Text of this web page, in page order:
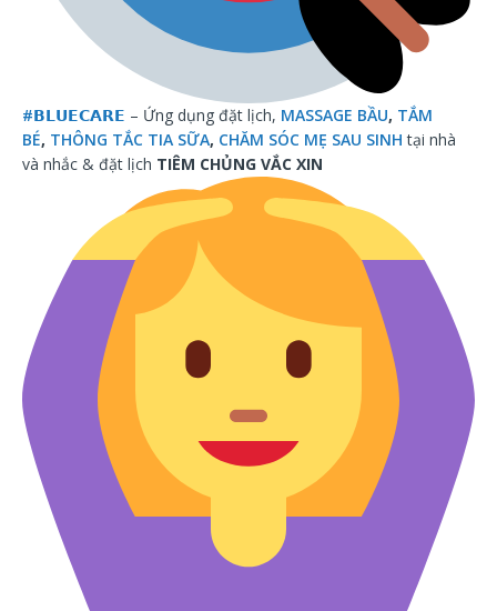
#𝗕𝗟𝗨𝗘𝗖𝗔𝗥𝗘 – Ứng dụng đặt lịch, MASSAGE BẦU, TẮM
BÉ, THÔNG TẮC TIA SỮA, CHĂM SÓC MẸ SAU SINH tại nhà
và nhắc & đặt lịch TIÊM CHỦNG VẮC XIN